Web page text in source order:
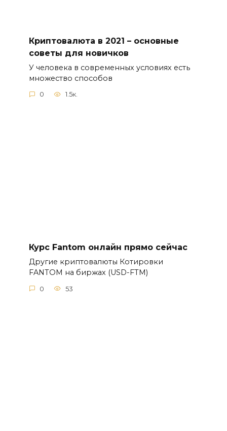
Криптовалюта в 2021 – основные
советы для новичков
У человека в современных условиях есть
множество способов
0 1.5к.
Курс Fantom онлайн прямо сейчас
Другие криптовалюты Котировки
FANTOM на биржах (USD-FTM)
0 53